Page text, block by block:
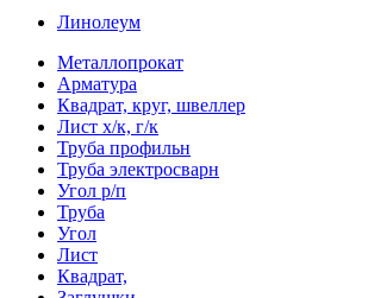
Линолеум
Металлопрокат
Арматура
Квадрат, круг, швеллер
Лист х/к, г/к
Труба профильн
Труба электросварн
Угол р/п
Труба
Угол
Лист
Квадрат,